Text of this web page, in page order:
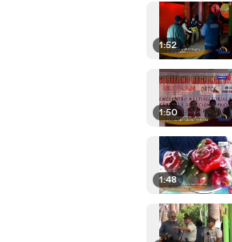
1:52
1:50
1:48